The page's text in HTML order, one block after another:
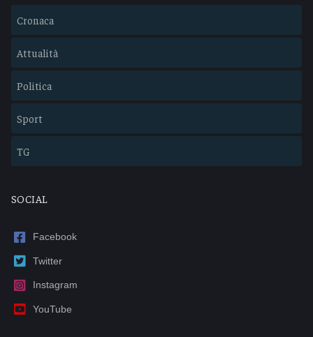
Cronaca
Attualità
Politica
Sport
TG
SOCIAL
Facebook
Twitter
Instagram
YouTube